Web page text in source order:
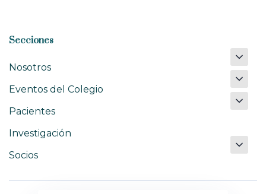
Secciones
Nosotros
Eventos del Colegio
Pacientes
Investigación
Socios